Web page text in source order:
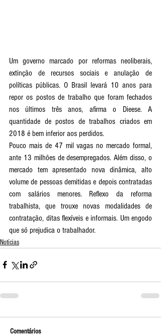
Um governo marcado por reformas neoliberais,
extinção de recursos sociais e anulação de
políticas públicas. O Brasil levará 10 anos para
repor os postos de trabalho que foram fechados
nos últimos três anos, afirma o Dieese. A
quantidade de postos de trabalhos criados em
2018 é bem inferior aos perdidos.
Pouco mais de 47 mil vagas no mercado formal,
ante 13 milhões de desempregados. Além disso, o
mercado tem apresentado nova dinâmica, alto
volume de pessoas demitidas e depois contratadas
com salários menores. Reflexo da reforma
trabalhista, que trouxe novas modalidades de
contratação, ditas flexíveis e informais. Um engodo
que só prejudica o trabalhador.
Notícias
Comentários